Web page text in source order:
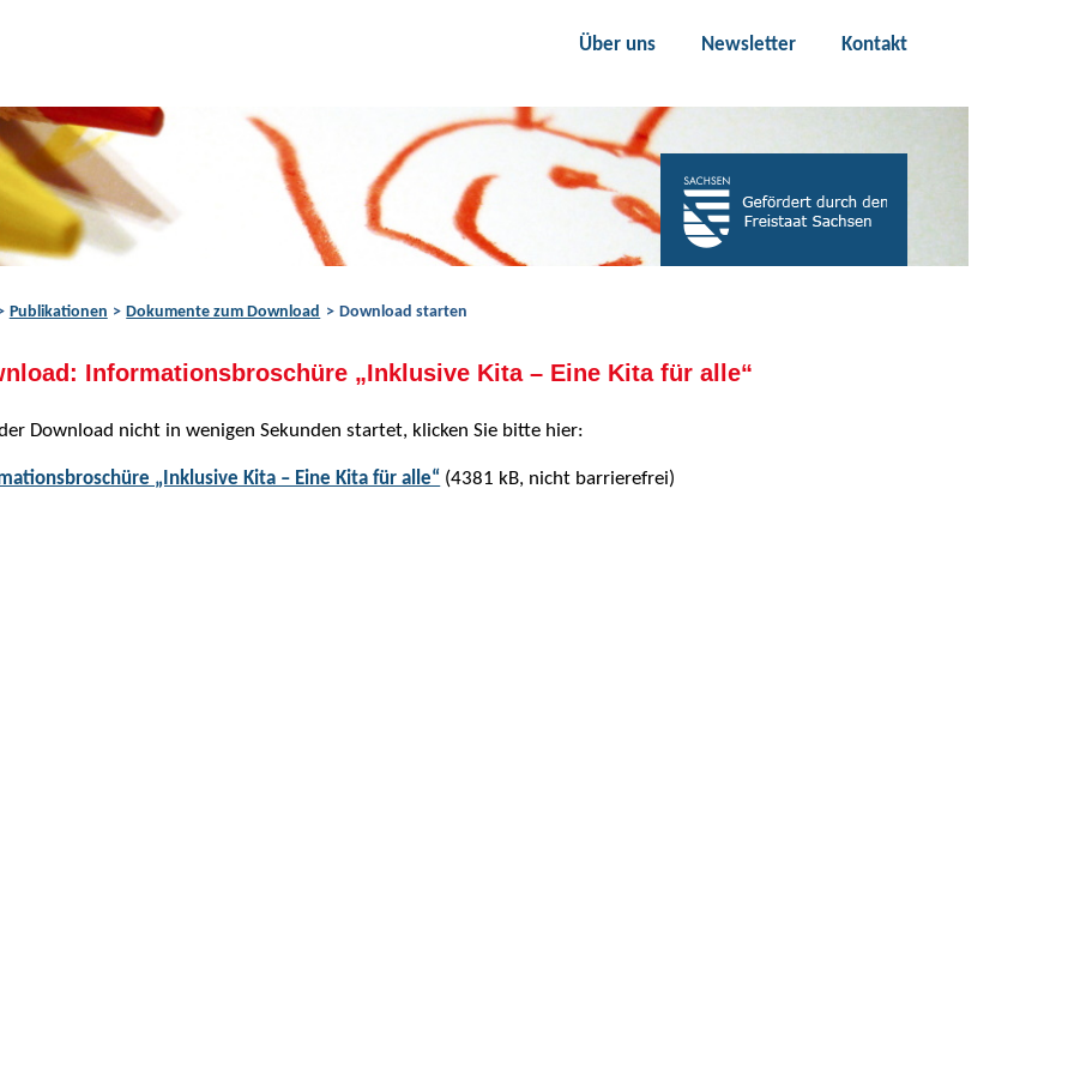
Über uns
Newsletter Kontakt
Publikationen Dokumente zum Download Download starten
Informationsbroschüre „Inklusive Kita – Eine Kita für alle“
Download nicht in wenigen Sekunden startet, klicken Sie bitte hier:
„Inklusive Kita – Eine Kita für alle“ (4381 kB, nicht barrierefrei)